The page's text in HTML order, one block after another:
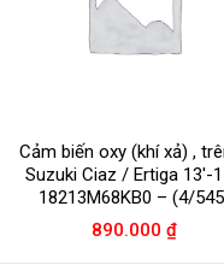
Cảm biến oxy (khí xả) ,
Suzuki Ciaz / Ertiga 13′-
18213M68KB0 – (4/
890.000 ₫